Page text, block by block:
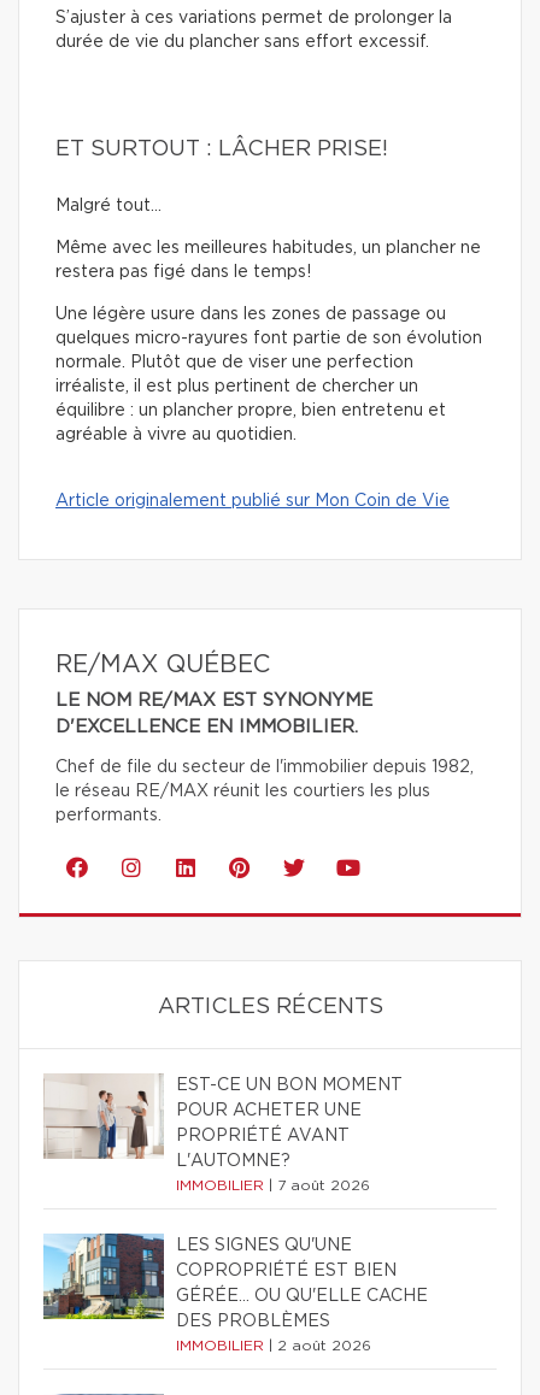
S’ajuster à ces variations permet de prolonger la
durée de vie du plancher sans effort excessif.
ET SURTOUT : LÂCHER PRISE!
Malgré tout…
Même avec les meilleures habitudes, un plancher ne
restera pas figé dans le temps!
Une légère usure dans les zones de passage ou
quelques micro-rayures font partie de son évolution
normale. Plutôt que de viser une perfection
irréaliste, il est plus pertinent de chercher un
équilibre : un plancher propre, bien entretenu et
agréable à vivre au quotidien.
Article originalement publié sur Mon Coin de Vie
RE/MAX QUÉBEC
LE NOM RE/MAX EST SYNONYME
D'EXCELLENCE EN IMMOBILIER.
Chef de file du secteur de l'immobilier depuis 1982,
le réseau RE/MAX réunit les courtiers les plus
performants.
ARTICLES RÉCENTS
EST-CE UN BON MOMENT
POUR ACHETER UNE
PROPRIÉTÉ AVANT
L'AUTOMNE?
IMMOBILIER 7 août 2026
LES SIGNES QU'UNE
COPROPRIÉTÉ EST BIEN
GÉRÉE… OU QU'ELLE CACHE
DES PROBLÈMES
IMMOBILIER 2 août 2026